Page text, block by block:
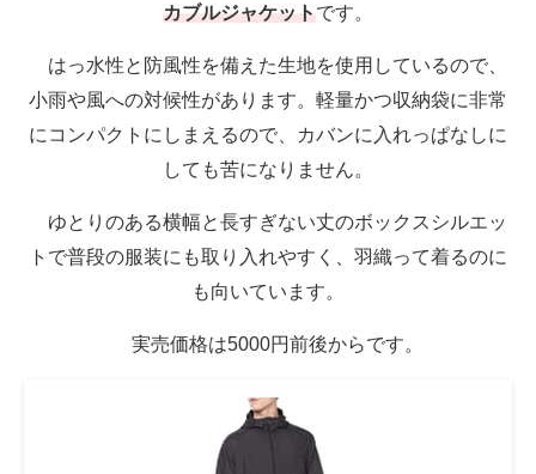
カブルジャケットです。
はっ水性と防風性を備えた生地を使用しているので、
小雨や風への対候性があります。軽量かつ収納袋に非常
にコンパクトにしまえるので、カバンに入れっぱなしに
しても苦になりません。
ゆとりのある横幅と長すぎない丈のボックスシルエッ
トで普段の服装にも取り入れやすく、羽織って着るのに
も向いています。
実売価格は5000円前後からです。